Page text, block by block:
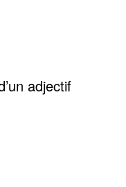
adjectif